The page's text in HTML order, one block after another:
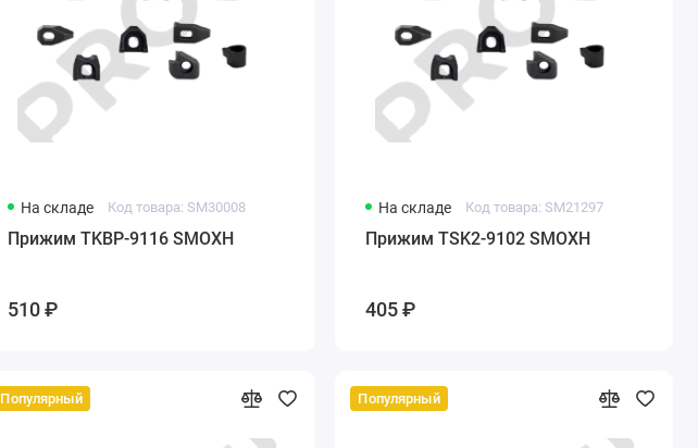
На складе Код товара: SM30008
Прижим TKBP-9116 SMOXH
510 ₽
На складе Код товара: SM21297
Прижим TSK2-9102 SMOXH
405 ₽
Популярный Популярный